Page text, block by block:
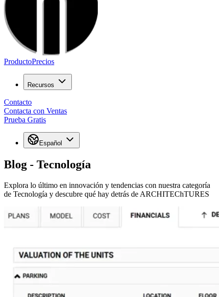
ProductoPrecios
Recursos
Contacto
Contacta con Ventas
Prueba Gratis
Español
Blog - Tecnología
Explora lo último en innovación y tendencias con nuestra categoría
de Tecnología y descubre qué hay detrás de ARCHITEChTURES